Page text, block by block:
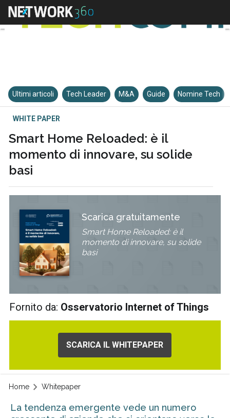
Ultimi articoli Tech Leader M&A Guide Nomine Tech
WHITE PAPER
Smart Home Reloaded: è il
momento di innovare, su solide
basi
Scarica gratuitamente
Smart Home Reloaded: è il
momento di innovare, su solide
basi
Fornito da: Osservatorio Internet of Things
SCARICA IL WHITEPAPER
Home Whitepaper
La tendenza emergente vede un numero